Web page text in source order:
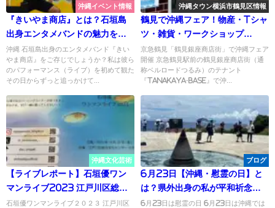
沖縄イベント情報
『きいやま商店』とは？石垣島
出身エンタメバンドの魅力を紹
介
沖縄 石垣島出身のエンタメバンド『きい
やま商店』をご存じでしょうか？私は彼ら
のパフォーマンス（ライブ）を初めて観た
その日からずっと追っかけて...
沖縄タウン横浜市鶴見区情報
鶴見で沖縄フェア！物産・Tシャ
ツ・雑貨・ワークショップ
（2026/3/2〜8）
京急鶴見「鶴見銀座商店街」で沖縄フェア
開催 京急鶴見駅前の鶴見銀座商店街（通
称ベルロードつるみ）のテナント
『TANAKAYA-BASE』で沖...
沖縄文化芸術
【ライブレポート】石垣優ワン
マンライブ2023 江戸川区総合
文化センター 小ホール
石垣優ワンマンライブ２０２３ 江戸川区
ブログ
6月23日【沖縄・慰霊の日】と
は？県外出身の私が平和祈念公
園で感じたこと
6月23日は慰霊の日 6月23日は沖縄では